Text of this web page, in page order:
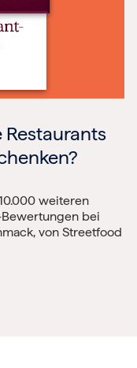
Restaurants
weiteren
Bewertungen bei
von Streetfood